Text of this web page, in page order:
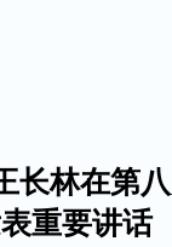
长林在第
重要讲话